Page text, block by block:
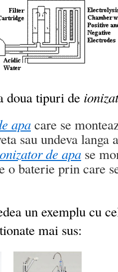
doua tipuri de
apacare se
sau undeva langa
de apa se
o baterie prin care
un exemplu cu
mai sus: